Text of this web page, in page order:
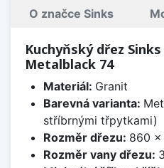
O značce Sinks
Kuchyňský dřez
Metalblack 74
Materiál: Granit
Barevná varianta:
stříbrnými třpytkami)
Rozměr dřezu: 860 x
Rozměr vany dřezu: